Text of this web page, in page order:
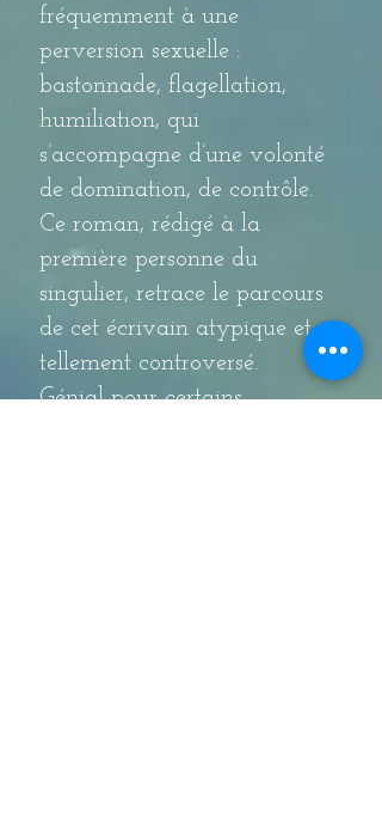
fréquemment à une
perversion sexuelle :
bastonnade, flagellation,
humiliation, qui
s’accompagne d’une volonté
de domination, de contrôle.
Ce roman, rédigé à la
première personne du
singulier, retrace le parcours
de cet écrivain atypique et
tellement controversé.
Génial pour certains,